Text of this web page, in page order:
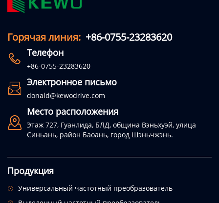
Горячая линия: +86-0755-23283620
 Телефон
+86-0755-23283620
 Электронное письмо
donald@kewodrive.com

Место расположения
Этаж 727, Гуанлида, БЛД, община Вэньхуэй, улица
Синьань, район Баоань, город Шэньчжэнь.
Продукция
 Универсальный частотный преобразователь